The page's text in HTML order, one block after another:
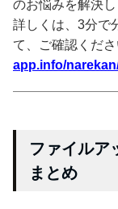
のお悩みを解決し
詳しくは、3分で
て、ご確認くださ
app.info/
ファイルア
まとめ